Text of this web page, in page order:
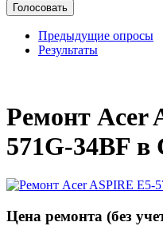
Предыдущие опросы
Результаты
Ремонт Acer
571G-34BF в
Цена ремонта (без